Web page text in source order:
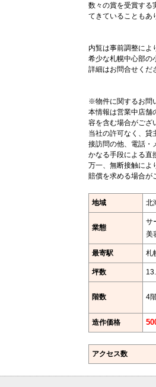
数々の賞を受賞する
てきていることもあ
内覧は事前調整によ
希少な札幌中心部の
詳細はお問合せくだ
※物件に関するお問
本情報は営業中店舗
容を含む場合がござ
当社の許可なく、貸
接訪問の他、電話・
かなる手段による直
万一、無断接触によ
賠償を求める場合が
地域 北
業態
サ
美
最寄駅 札
坪数
階数 4
造作価格
アクセス数